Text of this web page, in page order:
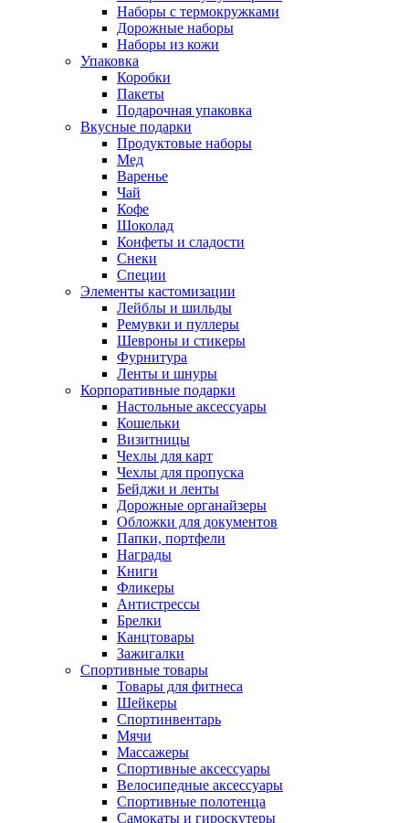
Наборы с термокружками
Дорожные наборы
Наборы из кожи
Упаковка
Коробки
Пакеты
Подарочная упаковка
Вкусные подарки
Продуктовые наборы
Мед
Варенье
Чай
Кофе
Шоколад
Конфеты и сладости
Снеки
Специи
Элементы кастомизации
Лейблы и шильды
Ремувки и пуллеры
Шевроны и стикеры
Фурнитура
Ленты и шнуры
Корпоративные подарки
Настольные аксессуары
Кошельки
Визитницы
Чехлы для карт
Чехлы для пропуска
Бейджи и ленты
Дорожные органайзеры
Обложки для документов
Папки, портфели
Награды
Книги
Фликеры
Антистрессы
Брелки
Канцтовары
Зажигалки
Спортивные товары
Товары для фитнеса
Шейкеры
Спортинвентарь
Мячи
Массажеры
Спортивные аксессуары
Велосипедные аксессуары
Спортивные полотенца
Самокаты и гироскутеры